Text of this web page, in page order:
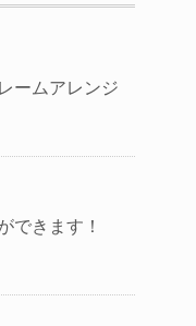
ームアレンジ
できます！